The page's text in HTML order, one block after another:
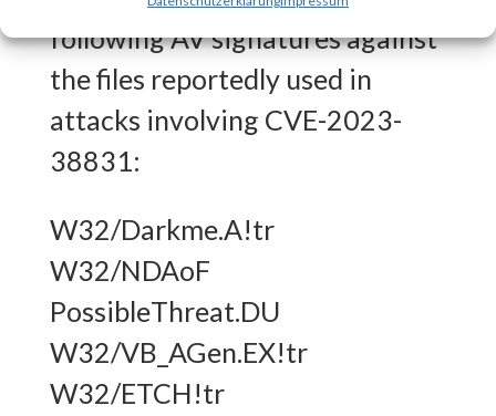
following AV signatures against
the files reportedly used in
attacks involving CVE-2023-
38831:
W32/Darkme.A!tr
W32/NDAoF
PossibleThreat.DU
W32/VB_AGen.EX!tr
W32/ETCH!tr